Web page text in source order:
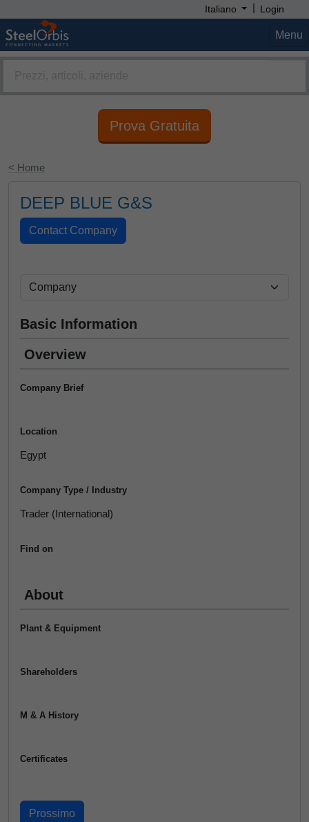
Italiano | Login
Menu
Prova Gratuita
< Home
DEEP BLUE G&S
Basic Information
Overview
Company Brief
Location
Egypt
Company Type / Industry
Trader (International)
Find on
About
Plant & Equipment
Shareholders
M & A History
Certificates